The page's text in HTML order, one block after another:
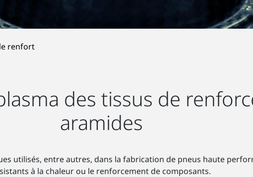
renfort
des tissus de
aramides
utilisés, entre autres, dans la fabrication de pneus haute
à la chaleur ou le renforcement de composants.